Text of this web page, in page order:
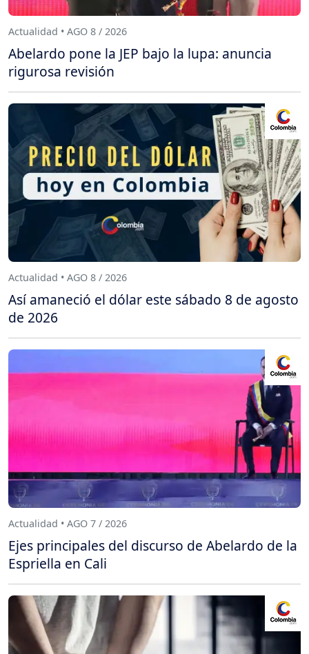
Actualidad • AGO 8 / 2026
Abelardo pone la JEP bajo la lupa: anuncia
rigurosa revisión
Actualidad • AGO 8 / 2026
Así amaneció el dólar este sábado 8 de agosto
de 2026
Actualidad • AGO 7 / 2026
Ejes principales del discurso de Abelardo de la
Espriella en Cali